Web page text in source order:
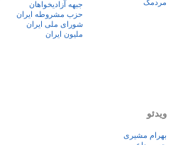
مردمک
جبهه آزادیخواهان
حزب مشروطه ایران
شورای ملی ایران
ملیون ایران
ویدئو
بهرام مشیری